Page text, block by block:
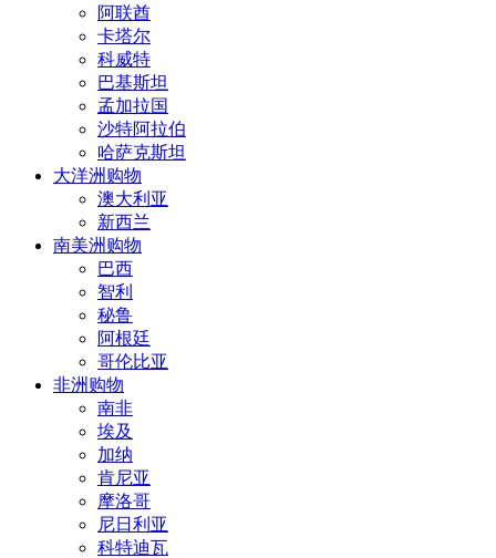
阿联酋
卡塔尔
科威特
巴基斯坦
孟加拉国
沙特阿拉伯
哈萨克斯坦
大洋洲购物
澳大利亚
新西兰
南美洲购物
巴西
智利
秘鲁
阿根廷
哥伦比亚
非洲购物
南非
埃及
加纳
肯尼亚
摩洛哥
尼日利亚
科特迪瓦